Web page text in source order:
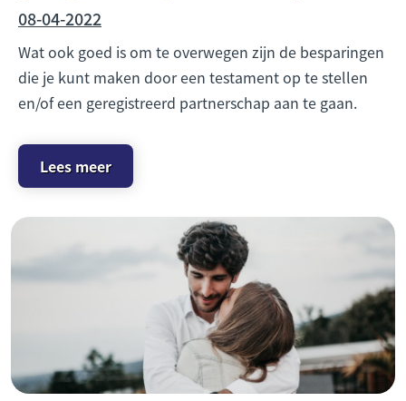
08-04-2022
Wat ook goed is om te overwegen zijn de besparingen
die je kunt maken door een testament op te stellen
en/of een geregistreerd partnerschap aan te gaan.
Lees meer